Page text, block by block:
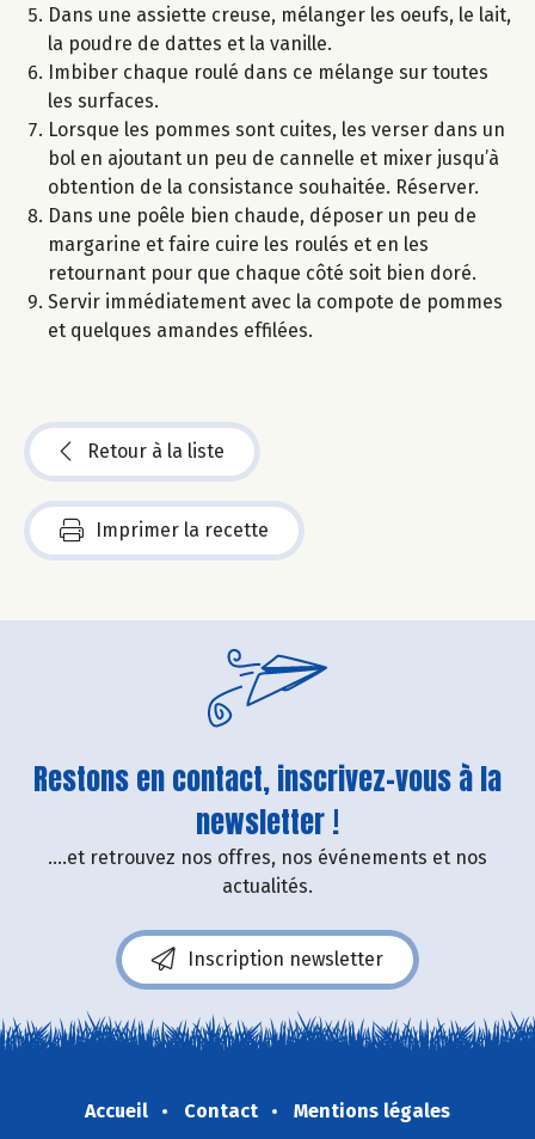
Dans une assiette creuse, mélanger les oeufs, le lait,
la poudre de dattes et la vanille.
Imbiber chaque roulé dans ce mélange sur toutes
les surfaces.
Lorsque les pommes sont cuites, les verser dans un
bol en ajoutant un peu de cannelle et mixer jusqu’à
obtention de la consistance souhaitée. Réserver.
Dans une poêle bien chaude, déposer un peu de
margarine et faire cuire les roulés et en les
retournant pour que chaque côté soit bien doré.
Servir immédiatement avec la compote de pommes
et quelques amandes effilées.
Retour à la liste
Imprimer la recette
Restons en contact, inscrivez-vous à la
newsletter !
....et retrouvez nos offres, nos événements et nos
actualités.
Inscription newsletter
Accueil Contact
Mentions légales